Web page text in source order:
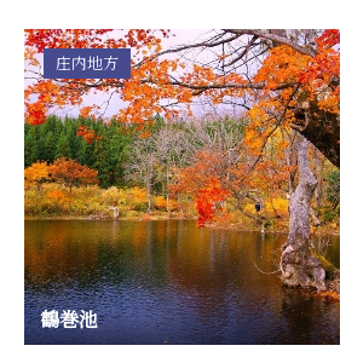
鶴巻池
庄内地方